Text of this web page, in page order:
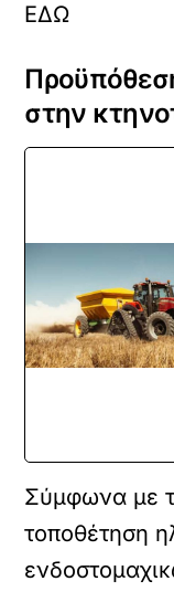
ΕΔΩ
στην
Σύμφωνα με
τοποθέτηση